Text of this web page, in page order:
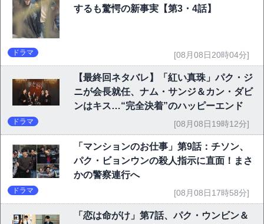
するも驚愕の新事実【第3・4話】
ドラマ [08月08日20時04分]
【最終回ネタバレ】「紅い真珠」パク・ジ
ニが会長就任、ナム・サンジ＆カン・ダビ
ンはキス…“完全決着”のハッピーエンド
ドラマ [08月08日19時12分]
「マンションのお仕事」第9話：チソン、
パク・ビョンウンの殺人指示に直面！まさ
かの警察連行へ
ドラマ [08月08日17時58分]
「恋は命がけ」第7話、パク・ウンビン＆